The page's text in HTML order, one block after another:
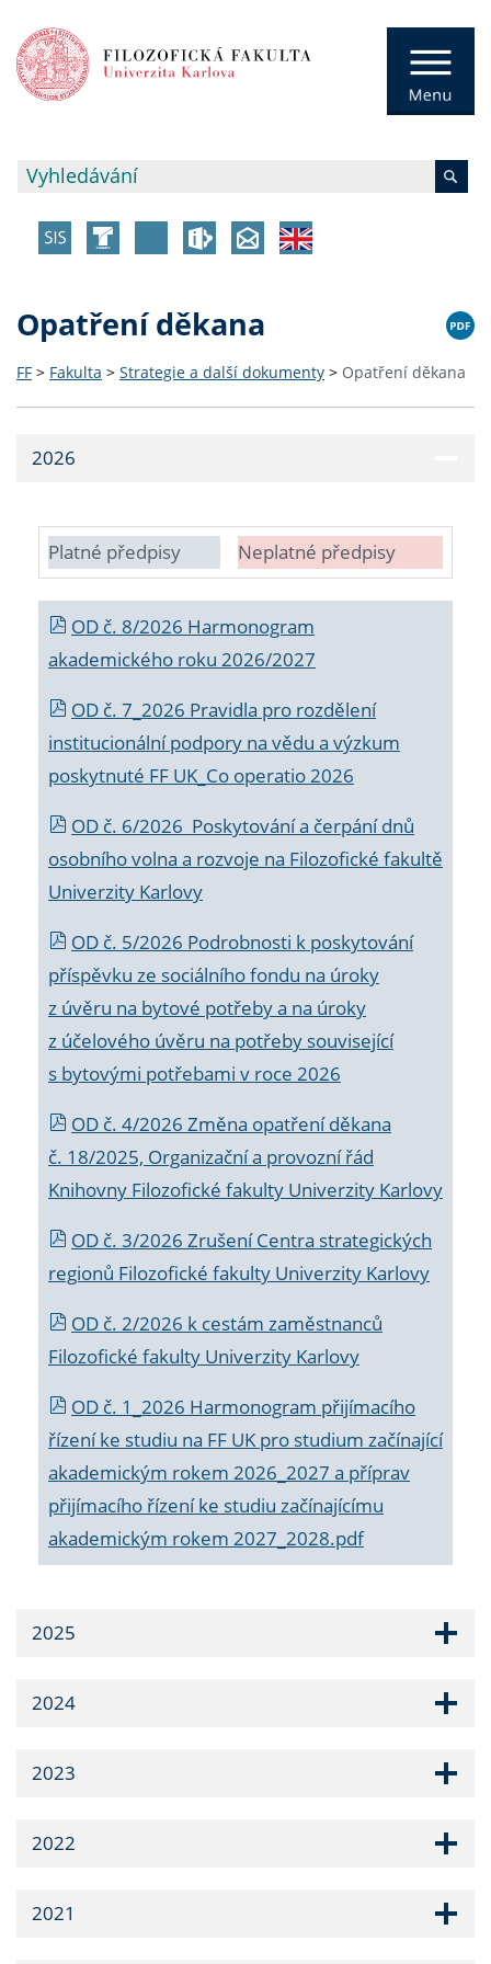
Opatření děkana
FF > Fakulta > Strategie a další dokumenty > Opatření děkana
2026
Platné předpisy Neplatné předpisy
OD č. 8/2026 Harmonogram
akademického roku 2026/2027
OD č. 7_2026 Pravidla pro rozdělení
institucionální podpory na vědu a výzkum
poskytnuté FF UK_Co operatio 2026
OD č. 6/2026 Poskytování a čerpání dnů
osobního volna a rozvoje na Filozofické fakultě
Univerzity Karlovy
OD č. 5/2026 Podrobnosti k poskytování
příspěvku ze sociálního fondu na úroky
z úvěru na bytové potřeby a na úroky
z účelového úvěru na potřeby související
s bytovými potřebami v roce 2026
OD č. 4/2026 Změna opatření děkana
č. 18/2025, Organizační a provozní řád
Knihovny Filozofické fakulty Univerzity Karlovy
OD č. 3/2026 Zrušení Centra strategických
regionů Filozofické fakulty Univerzity Karlovy
OD č. 2/2026 k cestám zaměstnanců
Filozofické fakulty Univerzity Karlovy
OD č. 1_2026 Harmonogram přijímacího
řízení ke studiu na FF UK pro studium začínající
akademickým rokem 2026_2027 a příprav
přijímacího řízení ke studiu začínajícímu
akademickým rokem 2027_2028.pdf
2025
2024
2023
2022
2021